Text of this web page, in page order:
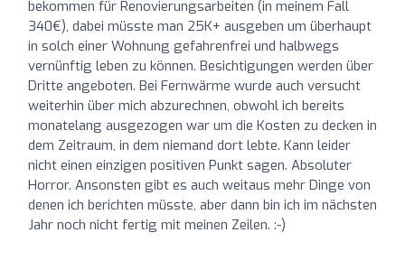
bekommen für Renovierungsarbeiten (in meinem Fall
340€), dabei müsste man 25K+ ausgeben um überhaupt
in solch einer Wohnung gefahrenfrei und halbwegs
vernünftig leben zu können. Besichtigungen werden über
Dritte angeboten. Bei Fernwärme wurde auch versucht
weiterhin über mich abzurechnen, obwohl ich bereits
monatelang ausgezogen war um die Kosten zu decken in
dem Zeitraum, in dem niemand dort lebte. Kann leider
nicht einen einzigen positiven Punkt sagen. Absoluter
Horror. Ansonsten gibt es auch weitaus mehr Dinge von
denen ich berichten müsste, aber dann bin ich im nächsten
Jahr noch nicht fertig mit meinen Zeilen. :-)